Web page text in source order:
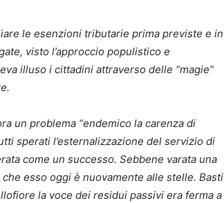
le esenzioni tributarie prima previste e in
visto l’approccio populistico e
illuso i cittadini attraverso delle “magie”
un problema “endemico la carenza di
sperati l’esternalizzazione del servizio di
come un successo. Sebbene varata una
esso oggi è nuovamente alle stelle. Basti
la voce dei residui passivi era ferma a